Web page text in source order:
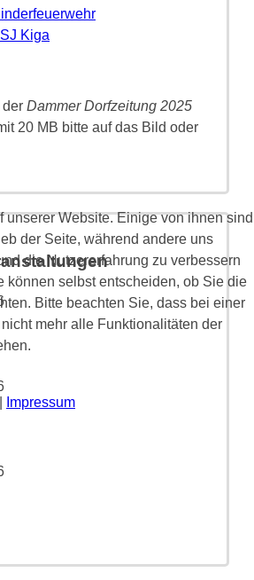
Dammer Dorfzeitung 2025
20 MB bitte auf das Bild oder
unserer Website. Einige von ihnen sind
der Seite, während andere uns
die Nutzererfahrung zu verbessern
können selbst entscheiden, ob Sie die
Bitte beachten Sie, dass bei einer
mehr alle Funktionalitäten der
Impressum